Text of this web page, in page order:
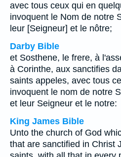
avec tous ceux qui en
invoquent le Nom de notre
leur [Seigneur] et le nôtre;
Darby Bible
et Sosthene, le frere, à
à Corinthe, aux sanctifies
saints appeles, avec tous
invoquent le nom de notre
et leur Seigneur et le notre:
King James Bible
Unto the church of God
that are sanctified in Christ